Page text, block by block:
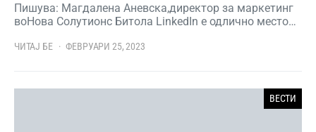
Пишува: Магдалена Аневска,директор за маркетинг
воНова Солутионс Битола LinkedIn е одлично место…
ЧИТАЈ БЕ ФЕВРУАРИ 25, 2023
ВЕСТИ